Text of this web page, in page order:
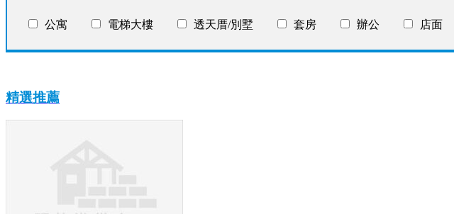
公寓 電梯大樓 透天厝/別墅 套房 辦公 店面
精選推薦